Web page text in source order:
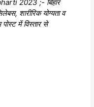
2023 ;- बिहार
शारीरिक योग्यता व
में विस्तार से